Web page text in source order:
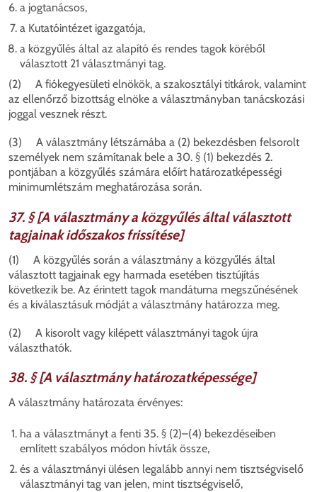
a jogtanácsos,
a Kutatóintézet igazgatója,
a közgyűlés által az alapító és rendes tagok köréből
választott 21 választmányi tag.
(2) A fiókegyesületi elnökök, a szakosztályi titkárok, valamint
az ellenőrző bizottság elnöke a választmányban tanácskozási
joggal vesznek részt.
(3) A választmány létszámába a (2) bekezdésben felsorolt
személyek nem számítanak bele a 30. § (1) bekezdés 2.
pontjában a közgyűlés számára előírt határozatképességi
minimumlétszám meghatározása során.
37. § [A választmány a közgyűlés által választott
tagjainak időszakos frissítése]
(1) A közgyűlés során a választmány a közgyűlés által
választott tagjainak egy harmada esetében tisztújítás
következik be. Az érintett tagok mandátuma megszűnésének
és a kiválasztásuk módját a választmány határozza meg.
(2) A kisorolt vagy kilépett választmányi tagok újra
választhatók.
38. § [A választmány határozatképessége]
A választmány határozata érvényes:
ha a választmányt a fenti 35. § (2)–(4) bekezdéseiben
említett szabályos módon hívták össze,
és a választmányi ülésen legalább annyi nem tisztségviselő
választmányi tag van jelen, mint tisztségviselő,